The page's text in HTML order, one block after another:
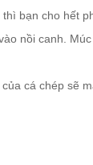
bạn cho hết
nồi canh.
cá chép sẽ